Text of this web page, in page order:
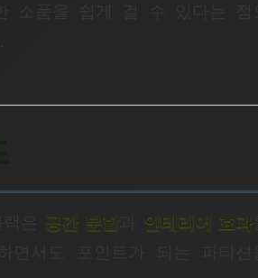
소품을 쉽게 걸 수 있다는 점
공간 분할 인테리어 효과
서도 포인트가 되는 파티션